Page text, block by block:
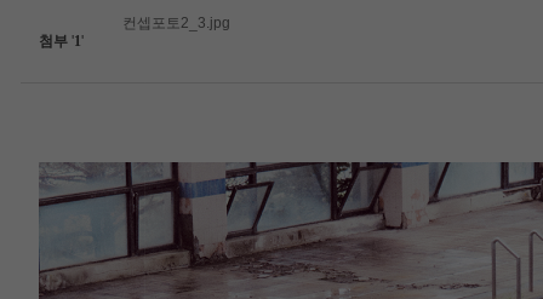
첨부 '1'
컨셉포토2_3.jpg